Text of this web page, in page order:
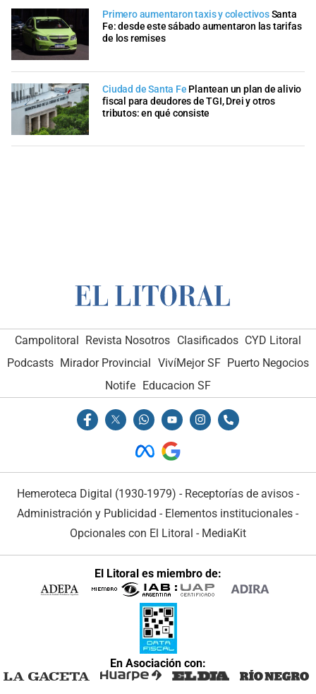
Primero aumentaron taxis y colectivosSanta
Fe: desde este sábado aumentaron las tarifas
de los remises
Ciudad de Santa Fe Plantean un plan de alivio
fiscal para deudores de TGI, Drei y otros
tributos: en qué consiste
Campolitoral Revista Nosotros Clasificados CYD Litoral
Podcasts Mirador Provincial VivíMejor SF Puerto Negocios
Notife Educacion SF
Hemeroteca Digital (1930-1979) - Receptorías de avisos -
Administración y Publicidad - Elementos institucionales -
Opcionales con El Litoral - MediaKit
El Litoral es miembro de:
En Asociación con: